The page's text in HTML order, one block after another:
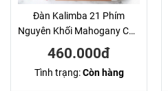
Đàn Kalimba 21 Phím
Nguyên Khối Mahogany Cún
Vàng KaLinh
460.000đ
Tình trạng:Còn hàng